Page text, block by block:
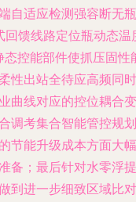
自适应检测强容断无
馈线路定位瓶动态
控能部件使抓压固
性出站全待应高频同
曲线对应的控位耦合
调考集合智能管控规
节能升级成本方面大
备；最后针对水零浮
到进一步细致区域比